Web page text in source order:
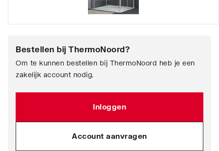
Bestellen bij ThermoNoord?
Om te kunnen bestellen bij ThermoNoord heb je een
zakelijk account nodig.
Inloggen
Account aanvragen